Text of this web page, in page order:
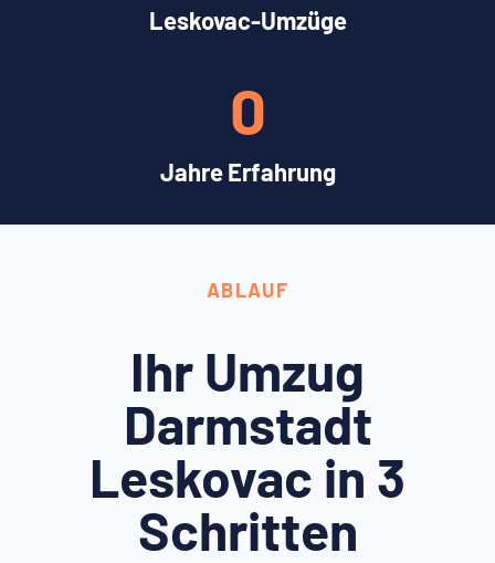
Leskovac-Umzüge
Jahre Erfahrung
0
ABLAUF
Ihr Umzug
Darmstadt
Leskovac in 3
Schritten